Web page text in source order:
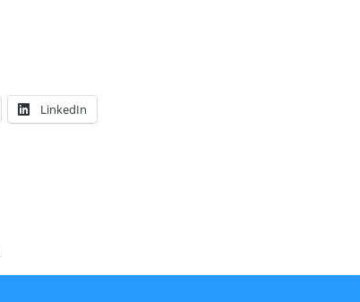
LinkedIn